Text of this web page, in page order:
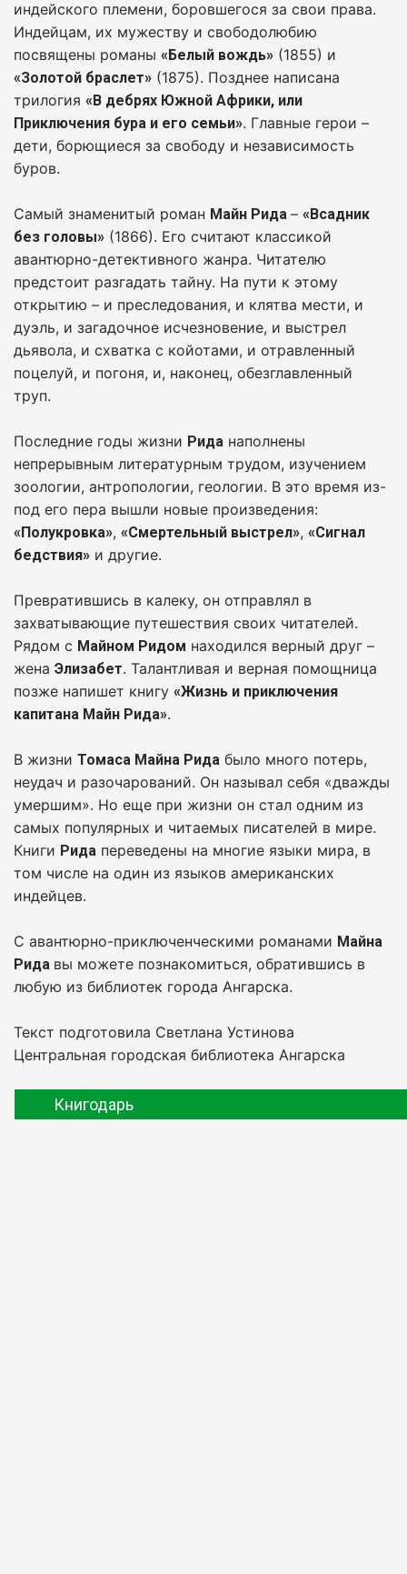
индейского племени, боровшегося за свои права.
Индейцам, их мужеству и свободолюбию
посвящены романы «Белый вождь» (1855) и
«Золотой браслет» (1875). Позднее написана
трилогия «В дебрях Южной Африки, или
Приключения бура и его семьи». Главные герои –
дети, борющиеся за свободу и независимость
буров.
Самый знаменитый роман Майн Рида – «Всадник
без головы» (1866). Его считают классикой
авантюрно-детективного жанра. Читателю
предстоит разгадать тайну. На пути к этому
открытию – и преследования, и клятва мести, и
дуэль, и загадочное исчезновение, и выстрел
дьявола, и схватка с койотами, и отравленный
поцелуй, и погоня, и, наконец, обезглавленный
труп.
Последние годы жизни Рида наполнены
непрерывным литературным трудом, изучением
зоологии, антропологии, геологии. В это время из-
под его пера вышли новые произведения:
«Полукровка», «Смертельный выстрел», «Сигнал
бедствия» и другие.
Превратившись в калеку, он отправлял в
захватывающие путешествия своих читателей.
Рядом с Майном Ридом находился верный друг –
жена Элизабет. Талантливая и верная помощница
позже напишет книгу «Жизнь и приключения
капитана Майн Рида».
В жизни Томаса Майна Рида было много потерь,
неудач и разочарований. Он называл себя «дважды
умершим». Но еще при жизни он стал одним из
самых популярных и читаемых писателей в мире.
Книги Рида переведены на многие языки мира, в
том числе на один из языков американских
индейцев.
С авантюрно-приключенческими романами Майна
Рида вы можете познакомиться, обратившись в
любую из библиотек города Ангарска.
Текст подготовила Светлана Устинова
Центральная городская библиотека Ангарска
Книгодарь